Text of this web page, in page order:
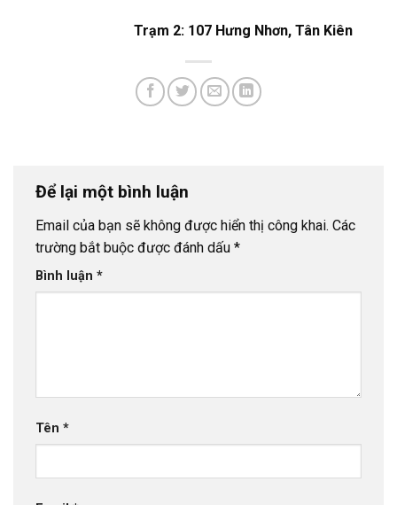
Trạm 2: 107 Hưng Nhơn, Tân Kiên
Để lại một bình luận
Email của bạn sẽ không được hiển thị công khai. Các
trường bắt buộc được đánh dấu *
Bình luận *
Tên *